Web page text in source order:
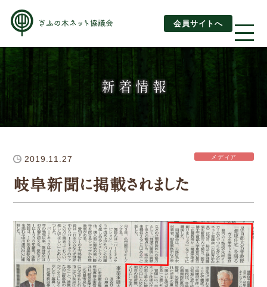
会員サイトへ
About us
ぎふの木ネットとは
ご利用ガイド
運営団体情報
活動報告
新着情報
新着情報
2019.11.27 メディア
岐阜新聞に掲載されました